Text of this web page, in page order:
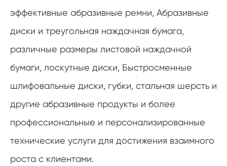
эффективные абразивные ремни, Абразивные
диски и треугольная наждачная бумага,
различные размеры листовой наждачной
бумаги, лоскутные диски, Быстросменные
шлифовальные диски, губки, стальная шерсть и
другие абразивные продукты и более
профессиональные и персонализированные
технические услуги для достижения взаимного
роста с клиентами.